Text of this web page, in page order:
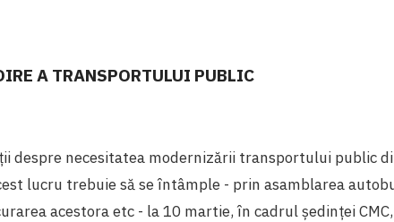
A TRANSPORTULUI PUBLIC
despre necesitatea modernizării transportului public
lucru trebuie să se întâmple - prin asamblarea
acestora etc - la 10 martie, în cadrul ședinței CMC,